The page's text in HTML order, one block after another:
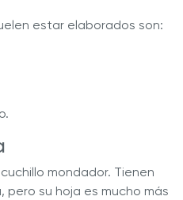
estar elaborados son:
mondador. Tienen
su hoja es mucho más